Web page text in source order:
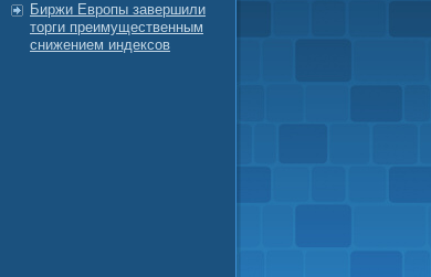
Биржи Европы завершили
торги преимущественным
снижением индексов